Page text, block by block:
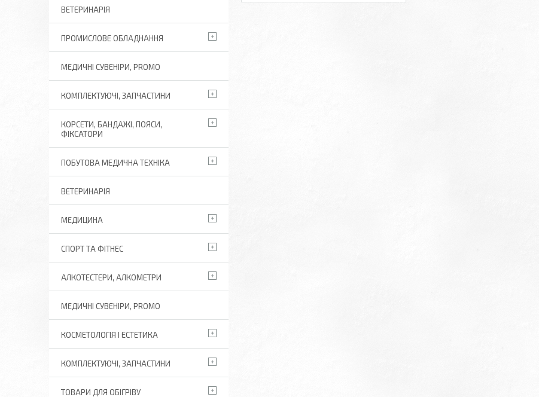
ВЕТЕРИНАРІЯ
ПРОМИСЛОВЕ ОБЛАДНАННЯ
МЕДИЧНІ СУВЕНІРИ, PROMO
КОМПЛЕКТУЮЧІ, ЗАПЧАСТИНИ
КОРСЕТИ, БАНДАЖІ, ПОЯСИ,
ФІКСАТОРИ
ПОБУТОВА МЕДИЧНА ТЕХНІКА
ВЕТЕРИНАРІЯ
МЕДИЦИНА
СПОРТ ТА ФІТНЕС
АЛКОТЕСТЕРИ, АЛКОМЕТРИ
МЕДИЧНІ СУВЕНІРИ, PROMO
КОСМЕТОЛОГІЯ І ЕСТЕТИКА
КОМПЛЕКТУЮЧІ, ЗАПЧАСТИНИ
ТОВАРИ ДЛЯ ОБІГРІВУ